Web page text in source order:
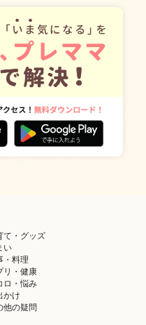
て・グッズ
い
・料理
リ・健康
ロ・悩み
かけ
他の疑問